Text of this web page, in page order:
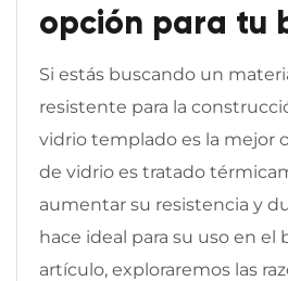
opción para tu
Si estás buscando un
resistente para la
vidrio templado es la mejor
de vidrio es tratado
aumentar su resistencia y
hace ideal para su uso en el
artículo, exploraremos las